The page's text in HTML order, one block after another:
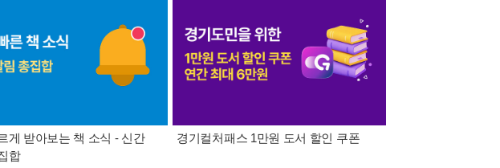
게 받아보는 책 소식 - 신간
합
경기컬처패스 1만원 도서 할인 쿠폰